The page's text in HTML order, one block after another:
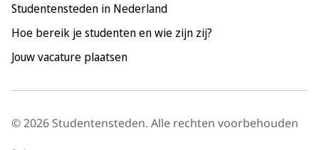
Studentensteden in Nederland
Hoe bereik je studenten en wie zijn zij?
Jouw vacature plaatsen
© 2026 Studentensteden. Alle rechten voorbehouden